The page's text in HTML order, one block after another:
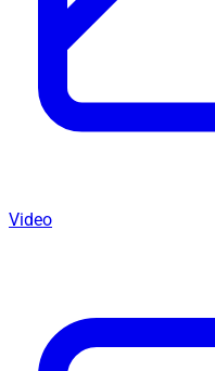
Video